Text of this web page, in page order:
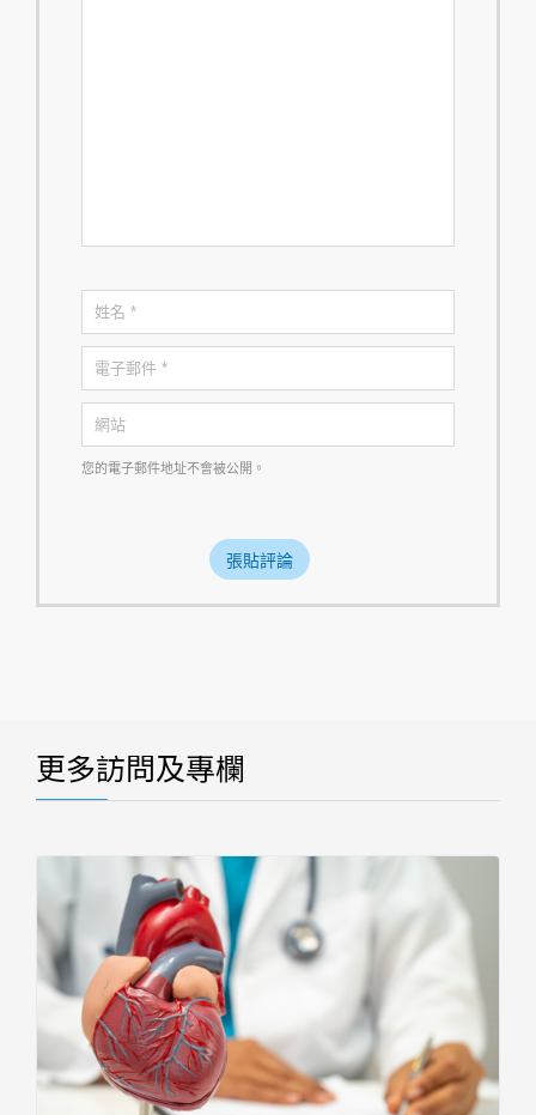
您的電子郵件地址不會被公開。
更多訪問及專欄